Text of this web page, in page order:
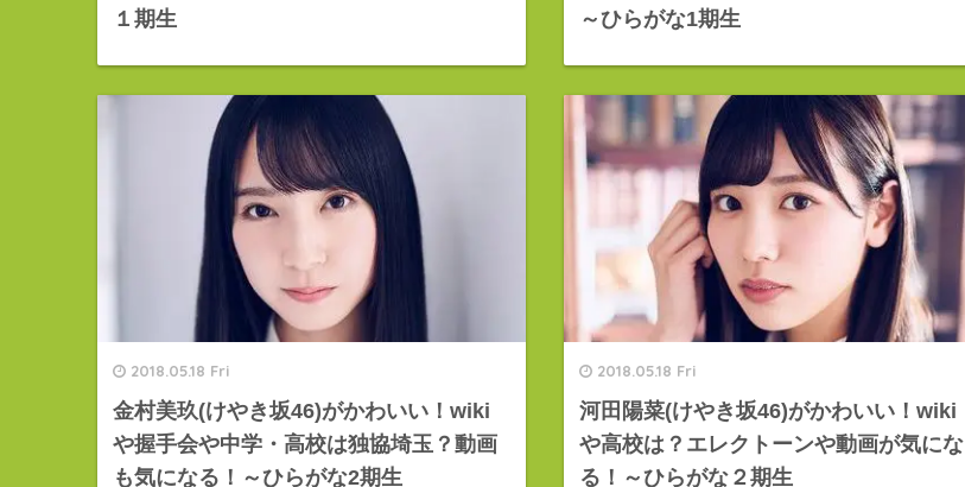
１期生
～ひらがな1期生
2018.05.18 Fri
金村美玖(けやき坂46)がかわいい！wiki
や握手会や中学・高校は独協埼玉？動画
も気になる！～ひらがな2期生
2018.05.18 Fri
河田陽菜(けやき坂46)がかわいい！wiki
や高校は？エレクトーンや動画が気にな
る！～ひらがな２期生